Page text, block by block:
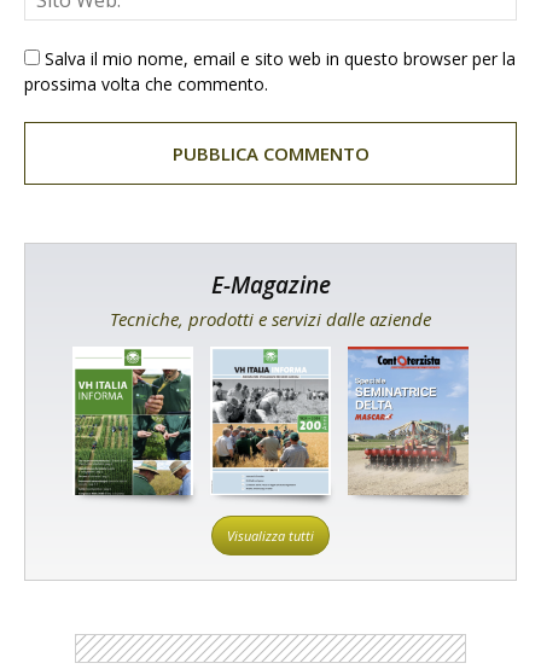
Salva il mio nome, email e sito web in questo browser per la
prossima volta che commento.
E-Magazine
Tecniche, prodotti e servizi dalle aziende
Visualizza tutti